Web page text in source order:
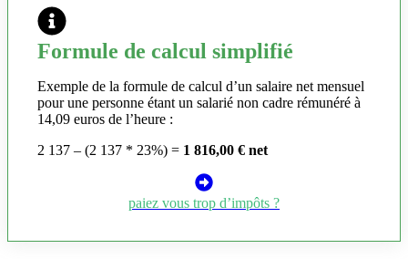
Formule de calcul simplifié
Exemple de la formule de calcul d’un salaire net mensuel
pour une personne étant un salarié non cadre rémunéré à
14,09 euros de l’heure :
2 137 – (2 137 * 23%) = 1 816,00 € net
paiez vous trop d’impôts ?